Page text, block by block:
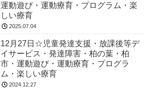
運動遊び・運動療育・プログラム・楽
しい療育
2025.07.04
12月27日☆児童発達支援・放課後等デ
イサービス・発達障害・柏の葉・柏
市・運動遊び・運動療育・プログラ
ム・楽しい療育
2024.12.27